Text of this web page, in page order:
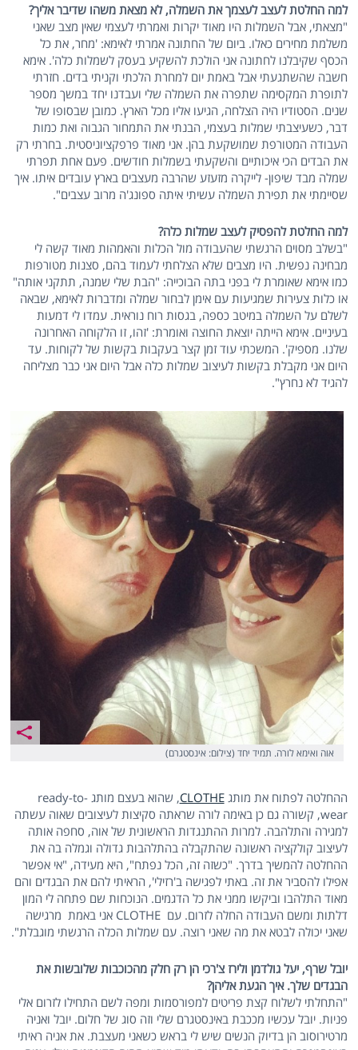
למה החלטת לעצב לעצמך את השמלה, לא מצאת משהו שדיבר אליך?
"מצאתי, אבל השמלות היו מאוד יקרות ואמרתי לעצמי שאין מצב שאני
משלמת מחירים כאלו. ביום של החתונה אמרתי לאימא: 'מחר, את כל
הכסף שקיבלנו לחתונה אני הולכת להשקיע בעסק לשמלות כלה'. אימא
חשבה שהשתגעתי אבל באמת יום למחרת הלכתי וקניתי בדים. חזרתי
לתופרת המקסימה שתפרה את השמלה שלי ועבדנו יחד במשך מספר
שנים. הסטודיו היה הצלחה, הגיעו אליו מכל הארץ. כמובן שבסופו של
דבר, כשעיצבתי שמלות בעצמי, הבנתי את התמחור הגבוה ואת כמות
העבודה המטורפת שמושקעת בהן. אני מאוד פרפקציוניסטית. בחרתי רק
את הבדים הכי איכותיים והשקעתי בשמלות חודשים. פעם אחת תפרתי
שמלה מבד שיפון- לייקרה מזעזע שהרבה מעצבים בארץ עובדים איתו. איך
שסיימתי את תפירת השמלה עשיתי איתה ספונג'ה מרוב עצבים".
למה החלטת להפסיק לעצב שמלות כלה?
"בשלב מסוים הרגשתי שהעבודה מול הכלות והאמהות מאוד קשה לי
מבחינה נפשית. היו מצבים שלא הצלחתי לעמוד בהם, סצנות מטורפות
כמו אימא שאומרת לי בפני בתה הבוכייה: "הבת שלי שמנה, תתקני אותה"
או כלות צעירות שמגיעות עם אימן לבחור שמלה ומדברות לאימא, שבאה
לשלם על השמלה במיטב כספה, בגסות רוח נוראית. עמדו לי דמעות
בעיניים. אימא הייתה יוצאת החוצה ואומרת: 'זהו, זו הלקוחה האחרונה
שלנו. מספיק'. המשכתי עוד זמן קצר בעקבות בקשות של לקוחות. עד
היום אני מקבלת בקשות לעיצוב שמלות כלה אבל היום אני כבר מצליחה
להגיד לא נחרץ".
אוה ואימא לורה. תמיד יחד (צילום: אינסטגרם)
ההחלטה לפתוח את מותגCLOTHE
, שהוא בעצם מותג ready-to-
wear, קשורה גם כן באימה לורה שראתה סקיצות לעיצובים שאוה עשתה
למגירה והתלהבה. למרות ההתנגדות הראשונית של אוה, סחפה אותה
לעיצוב קולקציה ראשונה שהתקבלה בהתלהבות גדולה וגמלה בה את
ההחלטה להמשיך בדרך. "כשזה זה, הכל נפתח", היא מעידה, "אי אפשר
אפילו להסביר את זה. באתי לפגישה ב'רזילי', הראיתי להם את הבגדים והם
מאוד התלהבו וביקשו ממני את כל הדגמים. הנוכחות שם פתחה לי המון
דלתות ומשם העבודה החלה לזרום. עם CLOTHE אני באמת מרגישה
שאני יכולה לבטא את מה שאני רוצה. עם שמלות הכלה הרגשתי מוגבלת".
יובל שרף, יעל גולדמן ולירז צ'רכי הן רק חלק מהכוכבות שלובשות את
הבגדים שלך. איך הגעת אליהן?
"התחלתי לשלוח קצת פריטים למפורסמות ומפה לשם התחילו לזרום אלי
פניות. יובל עכשיו מככבת באינסטגרם שלי וזה סוג של חלום. יובל ואניה
מרטירוסוב הן בדיוק הנשים שיש לי בראש כשאני מעצבת. את אניה ראיתי